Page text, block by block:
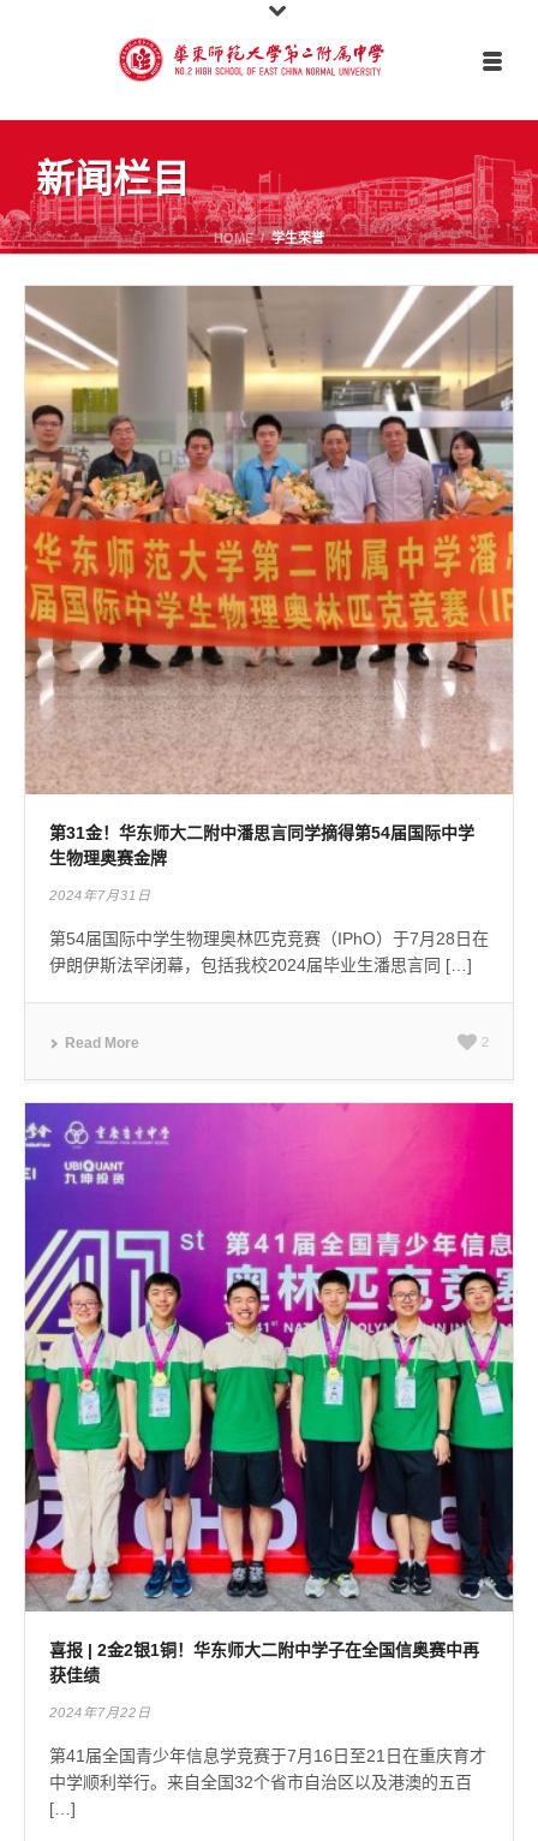
新闻栏目
HOME / 学生荣誉
第31金！华东师大二附中潘思言同学摘得第54届国际中学
生物理奥赛金牌
2024年7月31日
第54届国际中学生物理奥林匹克竞赛（IPhO）于7月28日在
伊朗伊斯法罕闭幕，包括我校2024届毕业生潘思言同 […]
Read More 2
喜报 | 2金2银1铜！华东师大二附中学子在全国信奥赛中再
获佳绩
2024年7月22日
第41届全国青少年信息学竞赛于7月16日至21日在重庆育才
中学顺利举行。来自全国32个省市自治区以及港澳的五百
[…]